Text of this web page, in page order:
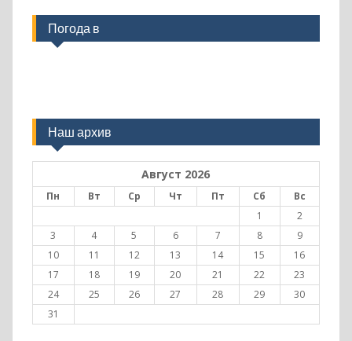
Погода в
Наш архив
Август 2026
Пн Вт Ср Чт Пт Сб
Вс
1
2
3
4 5 6 7 8
9
10
11 12 13 14 15
16
17
18 19 20 21 22
23
24
25 26 27 28 29
30
31